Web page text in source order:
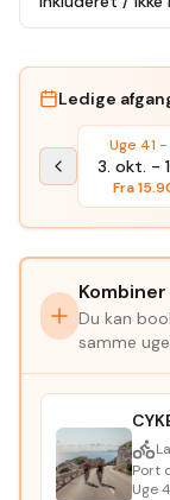
Ledige
Uge 41
3. okt. -
Fra
Du kan
samme
Port
Uge